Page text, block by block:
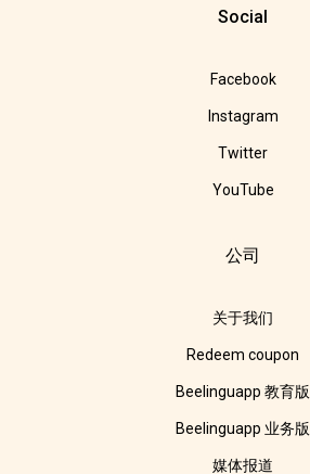
Social
Facebook
Instagram
Twitter
YouTube
公司
关于我们
Redeem coupon
Beelinguapp 教育版
Beelinguapp 业务版
媒体报道